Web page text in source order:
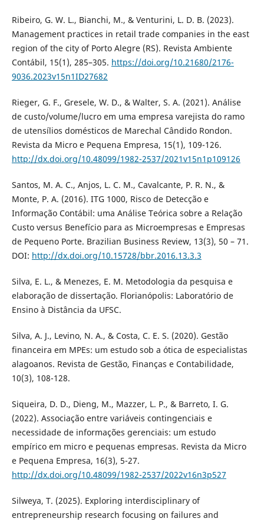
Ribeiro, G. W. L., Bianchi, M., & Venturini, L. D. B. (2023).
Management practices in retail trade companies in the east
region of the city of Porto Alegre (RS). Revista Ambiente
Contábil, 15(1), 285–305. https://doi.org/10.21680/2176-
9036.2023v15n1ID27682
Rieger, G. F., Gresele, W. D., & Walter, S. A. (2021). Análise
de custo/volume/lucro em uma empresa varejista do ramo
de utensílios domésticos de Marechal Cândido Rondon.
Revista da Micro e Pequena Empresa, 15(1), 109-126.
http://dx.doi.org/10.48099/1982-2537/2021v15n1p109126
Santos, M. A. C., Anjos, L. C. M., Cavalcante, P. R. N., &
Monte, P. A. (2016). ITG 1000, Risco de Detecção e
Informação Contábil: uma Análise Teórica sobre a Relação
Custo versus Benefício para as Microempresas e Empresas
de Pequeno Porte. Brazilian Business Review, 13(3), 50 – 71.
DOI: http://dx.doi.org/10.15728/bbr.2016.13.3.3
Silva, E. L., & Menezes, E. M. Metodologia da pesquisa e
elaboração de dissertação. Florianópolis: Laboratório de
Ensino à Distância da UFSC.
Silva, A. J., Levino, N. A., & Costa, C. E. S. (2020). Gestão
financeira em MPEs: um estudo sob a ótica de especialistas
alagoanos. Revista de Gestão, Finanças e Contabilidade,
10(3), 108-128.
Siqueira, D. D., Dieng, M., Mazzer, L. P., & Barreto, I. G.
(2022). Associação entre variáveis contingenciais e
necessidade de informações gerenciais: um estudo
empírico em micro e pequenas empresas. Revista da Micro
e Pequena Empresa, 16(3), 5-27.
http://dx.doi.org/10.48099/1982-2537/2022v16n3p527
Silweya, T. (2025). Exploring interdisciplinary of
entrepreneurship research focusing on failures and